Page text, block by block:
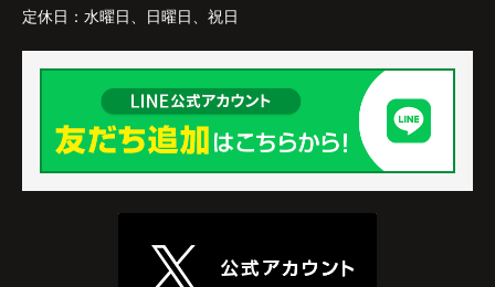
定休日： 水曜日、日曜日、祝日